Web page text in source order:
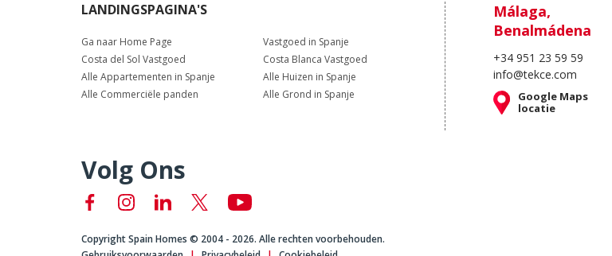
LANDINGSPAGINA'S
Ga naar Home Page
Vastgoed in Spanje
Costa del Sol Vastgoed
Costa Blanca Vastgoed
Alle Appartementen in Spanje
Alle Huizen in Spanje
Alle Commerciële panden
Alle Grond in Spanje
Málaga,
Benalmádena
+34 951 23 59 59
info@tekce.com
Google Maps
locatie
Volg Ons
Copyright Spain Homes © 2004 - 2026. Alle rechten voorbehouden.